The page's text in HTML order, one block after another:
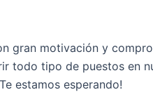
gran motivación y
todo tipo de puestos en
estamos esperando!